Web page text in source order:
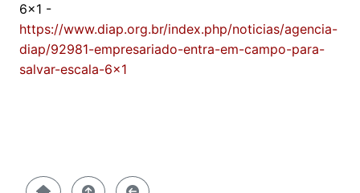
6x1 -
https://www.diap.org.br/index.php/noticias/agencia-
diap/92981-empresariado-entra-em-campo-para-
salvar-escala-6x1